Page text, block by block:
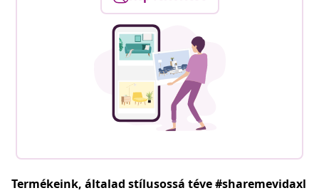
Termékeink, általad stílusossá téve #sharemevidaxl